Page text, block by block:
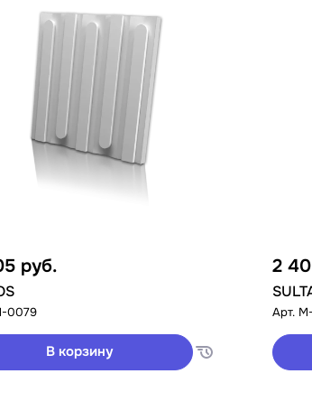
руб.
0079
В корзину
2
Арт.